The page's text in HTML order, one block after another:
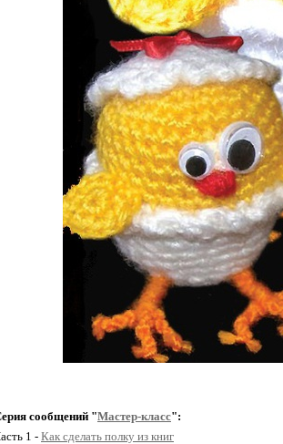
сообщений "Мастер-класс":
1 -Как сделать полку из книг